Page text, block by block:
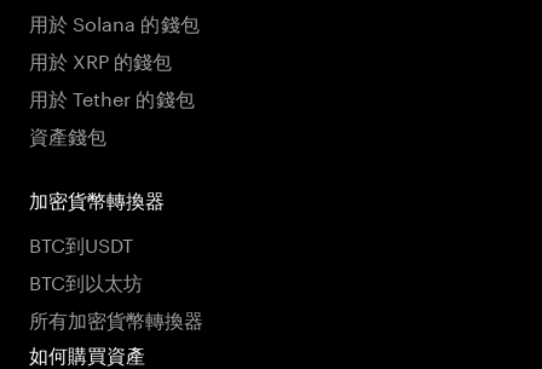
用於 Solana 的錢包
用於 XRP 的錢包
用於 Tether 的錢包
資產錢包
加密貨幣轉換器
BTC到USDT
BTC到以太坊
所有加密貨幣轉換器
如何購買資產